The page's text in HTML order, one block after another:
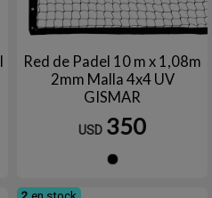
Red de Padel 10 m x 1,08m
2mm Malla 4x4 UV
GISMAR
USD 350